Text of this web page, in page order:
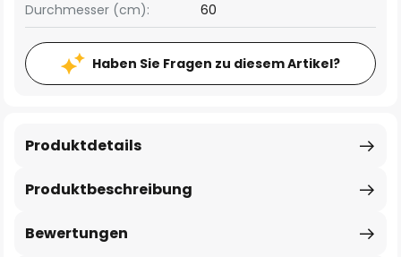
Durchmesser (cm): 60
Haben Sie Fragen zu diesem Artikel?
Produktbeschreibung
Produktdetails
Bewertungen